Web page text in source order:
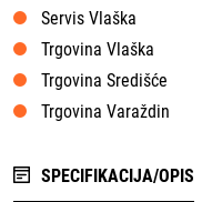
Servis Vlaška
Trgovina Vlaška
Trgovina Središće
Trgovina Varaždin
SPECIFIKACIJA/OPIS